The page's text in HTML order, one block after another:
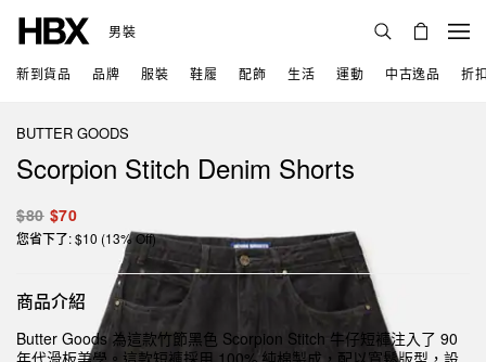
男裝
新到貨品 品牌 服裝 鞋履 配飾 生活 運動 中古逸品 折
BUTTER GOODS
Scorpion Stitch Denim Shorts
$80 $70
您省下了: $10 (13% Off)
商品介紹
Butter Goods 為這款竹節黑色 Scorpion Stitch 牛仔短褲注入了 90
年代滑板美學。這款短褲採用 100% 純棉製成，配以寬鬆版型，設